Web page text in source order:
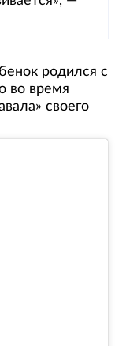
родился с
во время
своего